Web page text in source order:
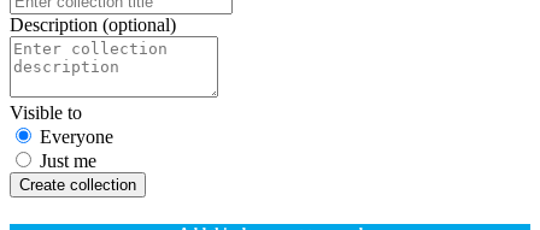
Description (optional)
Visible to
Everyone
Just me
Create collection